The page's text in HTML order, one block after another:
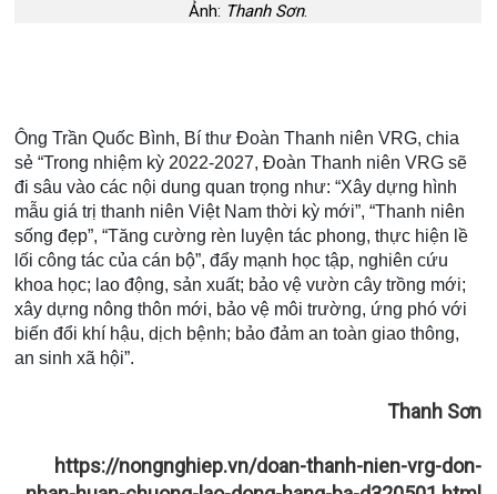
Ảnh: Thanh Sơn.
Ông Trần Quốc Bình, Bí thư Đoàn Thanh niên VRG, chia
sẻ “Trong nhiệm kỳ 2022-2027, Đoàn Thanh niên VRG sẽ
đi sâu vào các nội dung quan trọng như: “Xây dựng hình
mẫu giá trị thanh niên Việt Nam thời kỳ mới”, “Thanh niên
sống đẹp”, “Tăng cường rèn luyện tác phong, thực hiện lề
lối công tác của cán bộ”, đẩy mạnh học tập, nghiên cứu
khoa học; lao động, sản xuất; bảo vệ vườn cây trồng mới;
xây dựng nông thôn mới, bảo vệ môi trường, ứng phó với
biến đổi khí hậu, dịch bệnh; bảo đảm an toàn giao thông,
an sinh xã hội”.
Thanh Sơn
https://nongnghiep.vn/doan-thanh-nien-vrg-don-